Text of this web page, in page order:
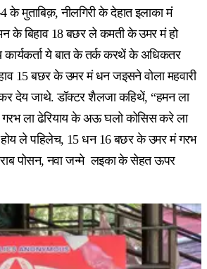
मुताबिक़, नीलगिरी के देहात इलाका मं
के बिहाव 18 बछर ले कमती के उमर मं हो
ये बात के तर्क करथें के अधिकतर
15 बछर के उमर मं धन जइसने वोला महवारी
देय जाथे. डॉक्टर शैलजा कहिथें, “हमन ला
ला ढेरियाय के अऊ घलो कोसिस करे ला
होय ले पहिलेच, 15 धन 16 बछर के उमर मं गरभ
पोसन, नवा जन्मे लइका के सेहत ऊपर